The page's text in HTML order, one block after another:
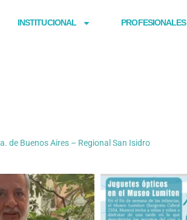
INSTITUCIONAL PROFESIONALES
de Buenos Aires – Regional San Isidro